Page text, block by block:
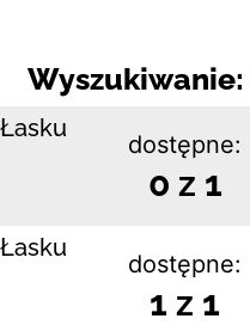
Wyszukiwanie:
dostępne:
0 z 1
dostępne:
1 z 1